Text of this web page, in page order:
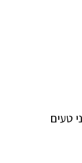
טעים